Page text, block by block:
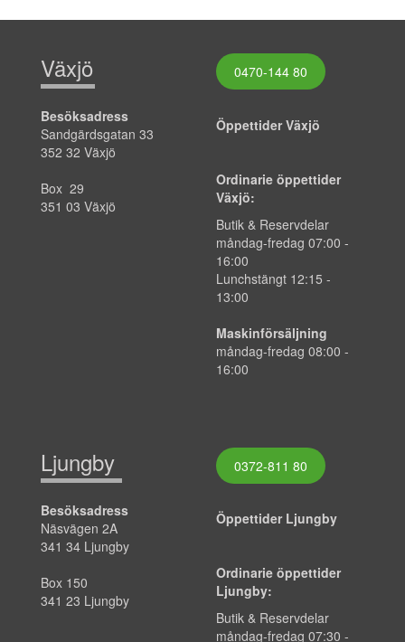
Växjö
Besöksadress
Sandgärdsgatan 33
352 32 Växjö
Box 29
351 03 Växjö
0470-144 80
Öppettider Växjö
Ordinarie öppettider
Växjö:
Butik & Reservdelar
måndag-fredag 07:00 -
16:00
Lunchstängt 12:15 -
13:00
Maskinförsäljning
måndag-fredag 08:00 -
16:00
Ljungby
Besöksadress
Näsvägen 2A
341 34 Ljungby
Box 150
341 23 Ljungby
0372-811 80
Öppettider Ljungby
Ordinarie öppettider
Ljungby:
Butik & Reservdelar
måndag-fredag 07:30 -